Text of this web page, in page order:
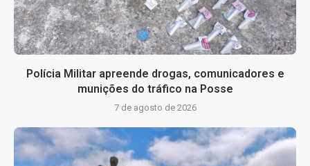
Polícia Militar apreende drogas, comunicadores e
munições do tráfico na Posse
7 de agosto de 2026